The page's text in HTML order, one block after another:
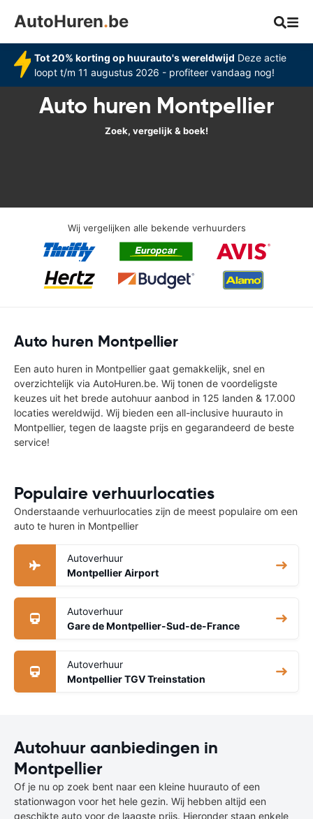
AutoHuren.be
Tot 20% korting op huurauto's wereldwijd Deze actie
loopt t/m 11 augustus 2026 - profiteer vandaag nog!
Auto huren Montpellier
Zoek, vergelijk & boek!
Wij vergelijken alle bekende verhuurders
Auto huren Montpellier
Een auto huren in Montpellier gaat gemakkelijk, snel en
overzichtelijk via AutoHuren.be. Wij tonen de voordeligste
keuzes uit het brede autohuur aanbod in 125 landen & 17.000
locaties wereldwijd. Wij bieden een all-inclusive huurauto in
Montpellier, tegen de laagste prijs en gegarandeerd de beste
service!
Populaire verhuurlocaties
Onderstaande verhuurlocaties zijn de meest populaire om een
auto te huren in Montpellier
Autoverhuur
Montpellier Airport
Autoverhuur
Gare de Montpellier-Sud-de-France
Autoverhuur
Montpellier TGV Treinstation
Autohuur aanbiedingen in
Montpellier
Of je nu op zoek bent naar een kleine huurauto of een
stationwagon voor het hele gezin. Wij hebben altijd een
geschikte auto voor de laagste prijs. Hieronder staan enkele